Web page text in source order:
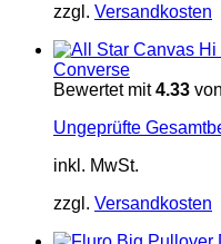
zzgl. Versandkosten
Converse
Bewertet mit4.33
Ungeprüfte
inkl. MwSt.
zzgl. Versandkosten